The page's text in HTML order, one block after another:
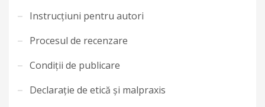
Instrucțiuni pentru autori
Procesul de recenzare
Condiții de publicare
Declarație de etică și malpraxis